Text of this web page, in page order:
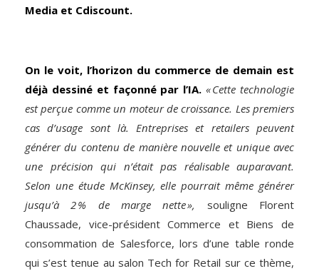
Media et Cdiscount.
On le voit, l’horizon du commerce de demain est
déjà dessiné et façonné par l’IA. « Cette technologie
est perçue comme un moteur de croissance. Les premiers
cas d’usage sont là. Entreprises et retailers peuvent
générer du contenu de manière nouvelle et unique avec
une précision qui n’était pas réalisable auparavant.
Selon une étude McKinsey, elle pourrait même générer
jusqu’à 2 % de marge nette »,
souligne Florent
Chaussade, vice-président Commerce et Biens de
consommation de Salesforce, lors d’une table ronde
qui s’est tenue au salon Tech for Retail sur ce thème,